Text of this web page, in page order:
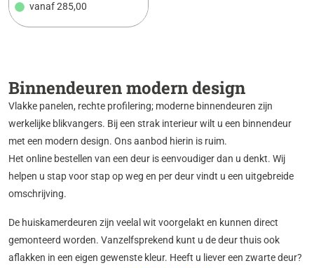
vanaf285,00
Binnendeuren modern design
Vlakke panelen, rechte profilering; moderne binnendeuren zijn
werkelijke blikvangers. Bij een strak interieur wilt u een binnendeur
met een modern design. Ons aanbod hierin is ruim.
Het online bestellen van een deur is eenvoudiger dan u denkt. Wij
helpen u stap voor stap op weg en per deur vindt u een uitgebreide
omschrijving.
De huiskamerdeuren zijn veelal wit voorgelakt en kunnen direct
gemonteerd worden. Vanzelfsprekend kunt u de deur thuis ook
aflakken in een eigen gewenste kleur. Heeft u liever een zwarte deur?